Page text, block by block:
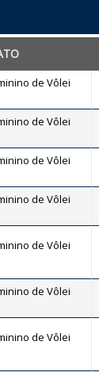
de Vôlei
de Vôlei
de Vôlei
de Vôlei
de Vôlei
de Vôlei
de Vôlei